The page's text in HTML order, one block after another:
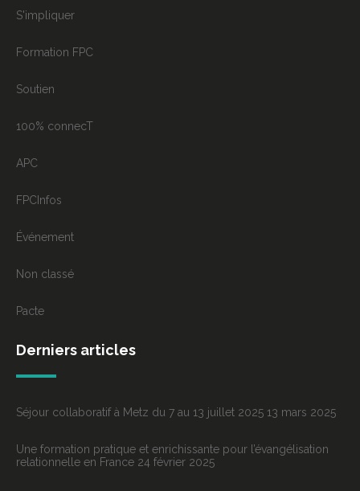
S'impliquer
Formation FPC
Soutien
100% connecT
APC
FPCInfos
Événement
Non classé
Pacte
Derniers articles
Séjour collaboratif à Metz du 7 au 13 juillet 2025 13 mars 2025
Une formation pratique et enrichissante pour l’évangélisation
relationnelle en France 24 février 2025